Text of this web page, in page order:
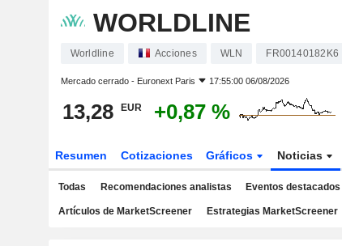
WORLDLINE
Worldline Acciones WLN FR00140182K6
Mercado cerrado - Euronext Paris 17:55:00 06/08/2026
13,28 EUR +0,87 %
Resumen Cotizaciones Gráficos Noticias
Todas Recomendaciones analistas Eventos destacados
Artículos de MarketScreener Estrategias MarketScreener